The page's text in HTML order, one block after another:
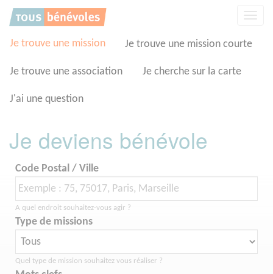
Je trouve une mission Je trouve une mission courte
Je trouve une association Je cherche sur la carte
J'ai une question
Je deviens bénévole
Code Postal / Ville
A quel endroit souhaitez-vous agir ?
Type de missions
Quel type de mission souhaitez vous réaliser ?
Panneau de gestion des cookies